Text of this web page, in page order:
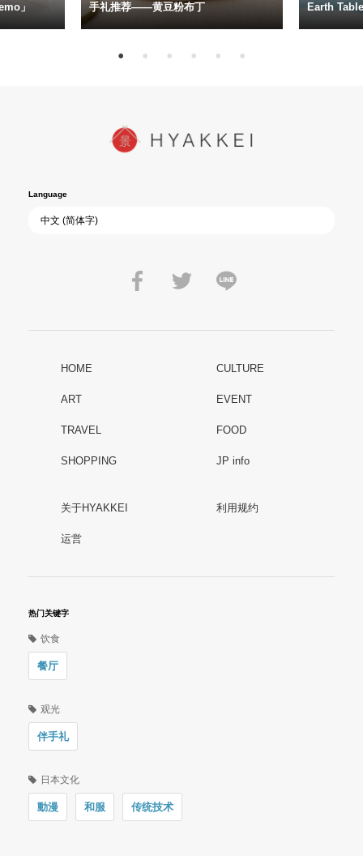
」
手礼推荐——黄豆粉布丁
Earth
Language
HOME CULTURE
ART EVENT
TRAVEL FOOD
SHOPPING JP info
关于HYAKKEI 利用规约
运営
热门关键字
饮食
餐厅
观光
伴手礼
日本文化
動漫 和服 传统技术